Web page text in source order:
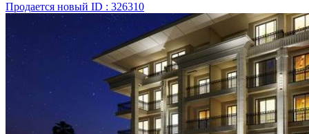
Продается новый ID : 326310